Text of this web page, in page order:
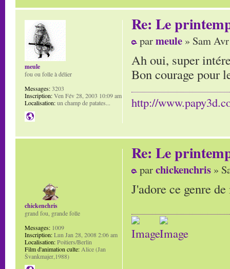
Re: Le
parmeule » Sam
Ah oui, super
Bon courage pour
http://
meule
fou ou folle à délier
Messages:3203
Inscription:Ven Fév 28, 2003 10:09 am
Localisation:un champ de patates...
Re: Le
parchickenchris »
J'adore ce genre
chickenchris
grand fou, grande folle
Messages: 1009
Inscription:Lun Jan 28, 2008 2:06 am
Localisation:Poitiers/Berlin
Film d'animation culte:Alice (Jan
Švankmajer,1988)